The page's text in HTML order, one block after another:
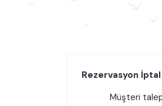
Rezervasyon İptal
Müşteri talep